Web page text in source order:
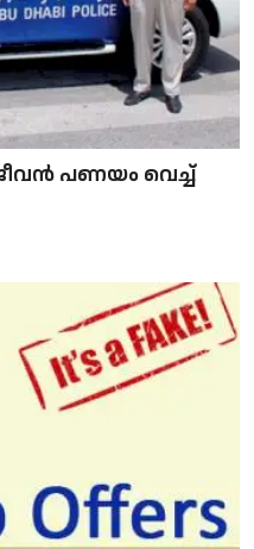
പണയം വെച്ച്